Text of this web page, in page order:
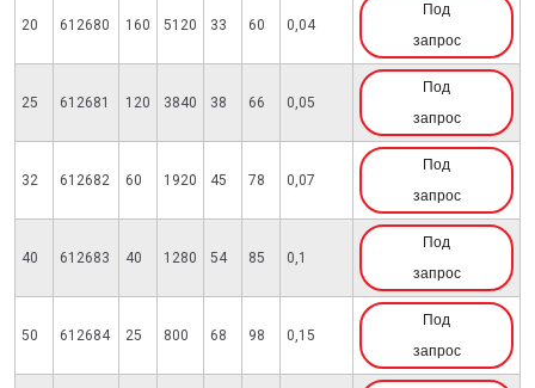
20 612680 160 5120 33 60 0,04
Под
запрос
25 612681 120 3840 38 66 0,05
Под
запрос
32 612682 60 1920 45 78 0,07
Под
запрос
40 612683 40 1280 54 85 0,1
Под
запрос
50 612684 25 800 68 98 0,15
Под
запрос